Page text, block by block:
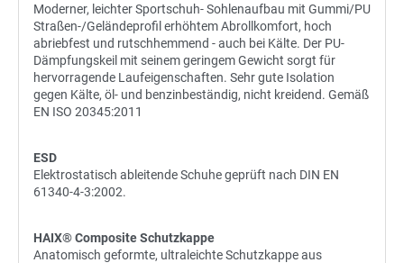
Moderner, leichter Sportschuh- Sohlenaufbau mit Gummi/PU
Straßen-/Geländeprofil erhöhtem Abrollkomfort, hoch
abriebfest und rutschhemmend - auch bei Kälte. Der PU-
Dämpfungskeil mit seinem geringem Gewicht sorgt für
hervorragende Laufeigenschaften. Sehr gute Isolation
gegen Kälte, öl- und benzinbeständig, nicht kreidend. Gemäß
EN ISO 20345:2011
ESD
Elektrostatisch ableitende Schuhe geprüft nach DIN EN
61340-4-3:2002.
HAIX® Composite Schutzkappe
Anatomisch geformte, ultraleichte Schutzkappe aus